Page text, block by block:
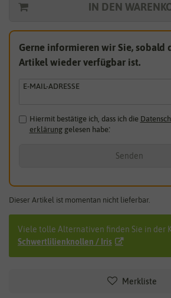
IN DEN
Gerne informieren wir Sie, sobald
Artikel wieder verfügbar ist.
E-MAIL-ADRESSE
Hiermit bestätige ich, dass ich die
erklärunggelesen habe.*
Senden
Dieser Artikel ist momentan nicht lieferbar.
Viele tolle Alternativen finden Sie in der
Schwertlilienknollen / Iris
Merkliste